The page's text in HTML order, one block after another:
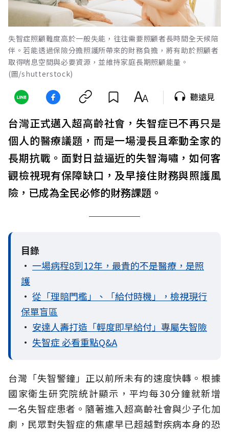
失智症照顧難度高於一般失能，往往需要照顧者長時間全天候陪
伴。若能透過保險分擔照護所帶來的財務負擔，將有助於照顧者
取得喘息空間與必要資源，並維持家庭長期照顧能量。
(圖/shutterstock)
聽遠見
台灣正式邁入超高齡社會，失智症已不再只是
個人的醫療議題，而是一場漫長且牽動全家的
長期抗戰。面對日益逼近的失智海嘯，如何客
觀檢視現有保障缺口，及早接住財務與照護風
險，已成為全民必修的財務課題。
目錄
• 一場病程8到12年，最貴的不是醫療，是照
護
• 從「理賠門檻」、「給付時機」，檢視現行
保單盲區
• 安達人壽打造「輕度即早給付」專屬失智險
• 失智症 必看重點Q&A
台灣「失智警鐘」正以前所未有的速度快轉。根據
國家衛生研究院統計顯示，平均每30分鐘就新增
一名失智症患者。隨著進入超高齡社會與少子化加
劇，民眾對失智症的焦慮早已超越對疾病本身的恐